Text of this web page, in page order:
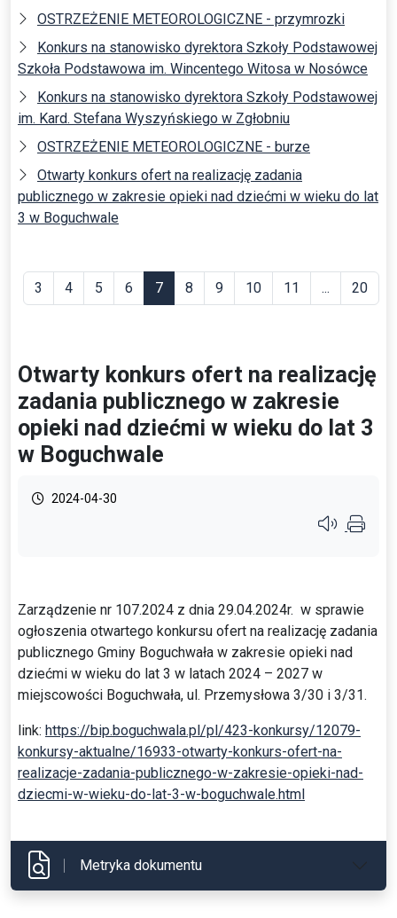
OSTRZEŻENIE METEOROLOGICZNE - przymrozki
Konkurs na stanowisko dyrektora Szkoły Podstawowej
Szkoła Podstawowa im. Wincentego Witosa w Nosówce
Konkurs na stanowisko dyrektora Szkoły Podstawowej
im. Kard. Stefana Wyszyńskiego w Zgłobniu
OSTRZEŻENIE METEOROLOGICZNE - burze
Otwarty konkurs ofert na realizację zadania
publicznego w zakresie opieki nad dziećmi w wieku do lat
3 w Boguchwale
3 4 5 6 7 8 9 10 11 ... 20
Otwarty konkurs ofert na realizację
zadania publicznego w zakresie
opieki nad dziećmi w wieku do lat 3
w Boguchwale
2024-04-30
Przycisk
Zarządzenie nr 107.2024 z dnia 29.04.2024r. w sprawie
ogłoszenia otwartego konkursu ofert na realizację zadania
publicznego Gminy Boguchwała w zakresie opieki nad
dziećmi w wieku do lat 3 w latach 2024 – 2027 w
miejscowości Boguchwała, ul. Przemysłowa 3/30 i 3/31.
link: https://bip.boguchwala.pl/pl/423-konkursy/12079-
konkursy-aktualne/16933-otwarty-konkurs-ofert-na-
realizacje-zadania-publicznego-w-zakresie-opieki-nad-
dziecmi-w-wieku-do-lat-3-w-boguchwale.html
Metryka dokumentu